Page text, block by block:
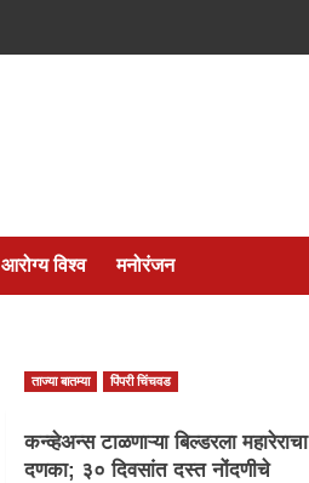
आरोग्य विश्व मनोरंजन
ताज्या बातम्या पिंपरी चिंचवड
कन्व्हेअन्स टाळणाऱ्या बिल्डरला महारेराचा
दणका; ३० दिवसांत दस्त नोंदणीचे